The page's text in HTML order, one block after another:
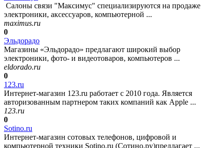
Салоны связи "Максимус" специализируются на продаже
электроники, аксессуаров, компьютерной ...
maximus.ru
0
Эльдорадо
Магазины «Эльдорадо» предлагают широкий выбор
электроники, фото- и видеотоваров, компьютеров ...
eldorado.ru
0
123.ru
Интернет-магазин 123.ru работает с 2010 года. Является
авторизованным партнером таких компаний как Apple ...
123.ru
0
Sotino.ru
Интернет-магазин сотовых телефонов, цифровой и
компьютерной техники Sotino.ru (Сотино.ру)предлагает ...